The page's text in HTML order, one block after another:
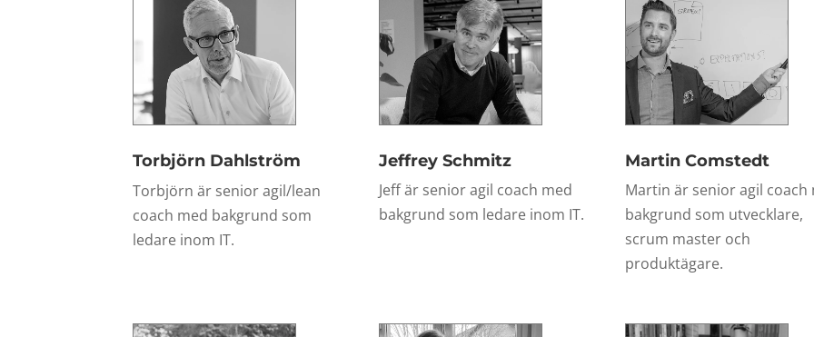
Torbjörn Dahlström
Torbjörn är senior agil/lean
coach med bakgrund som
ledare inom IT.
Jeffrey Schmitz
Jeff är senior agil coach med
bakgrund som ledare inom IT.
Martin Comstedt
Martin är senior agil coach
bakgrund som utvecklare,
scrum master och
produktägare.